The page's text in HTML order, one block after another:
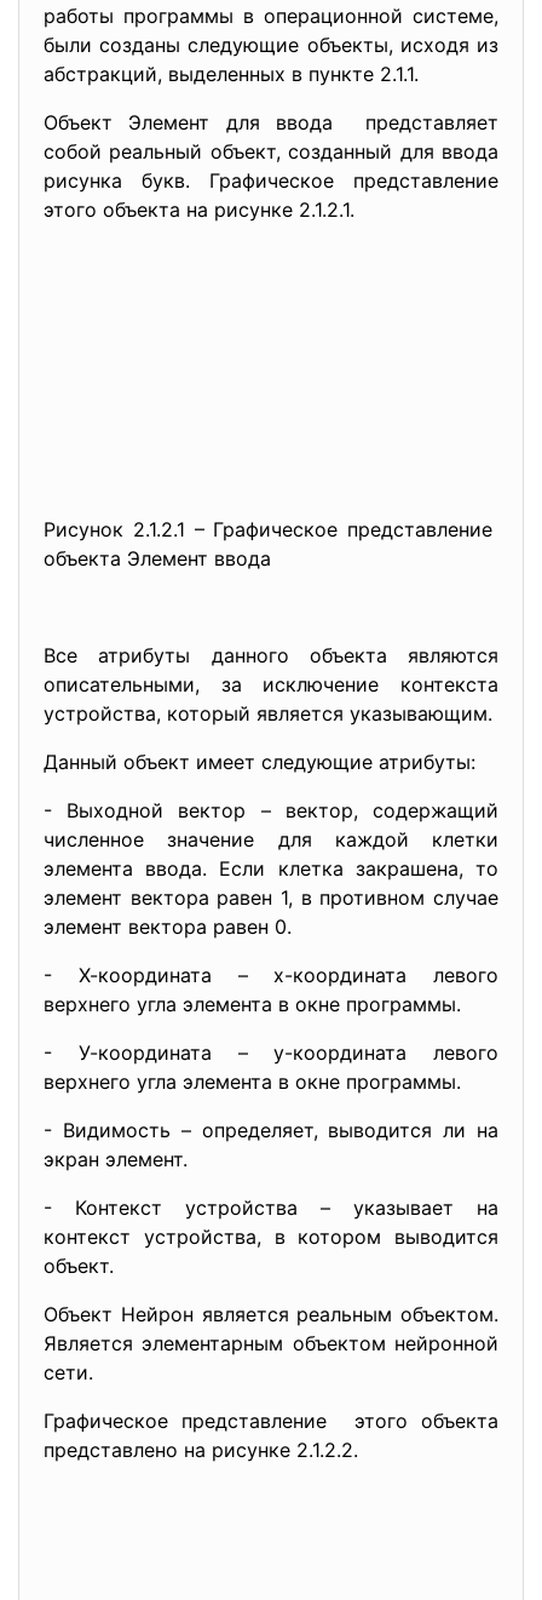
работы программы в операционной системе,
были созданы следующие объекты, исходя из
абстракций, выделенных в пункте 2.1.1.
Объект Элемент для ввода представляет
собой реальный объект, созданный для ввода
рисунка букв. Графическое представление
этого объекта на рисунке 2.1.2.1.
Рисунок 2.1.2.1 – Графическое представление
объекта Элемент ввода
Все атрибуты данного объекта являются
описательными, за исключение контекста
устройства, который является указывающим.
Данный объект имеет следующие атрибуты:
- Выходной вектор – вектор, содержащий
численное значение для каждой клетки
элемента ввода. Если клетка закрашена, то
элемент вектора равен 1, в противном случае
элемент вектора равен 0.
- Х-координата – х-координата левого
верхнего угла элемента в окне программы.
- У-координата – у-координата левого
верхнего угла элемента в окне программы.
- Видимость – определяет, выводится ли на
экран элемент.
- Контекст устройства – указывает на
контекст устройства, в котором выводится
объект.
Объект Нейрон является реальным объектом.
Является элементарным объектом нейронной
сети.
Графическое представление этого объекта
представлено на рисунке 2.1.2.2.